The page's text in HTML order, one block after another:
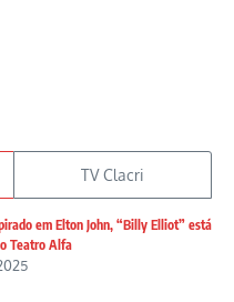
TV Clacri
em Elton John, “Billy Elliot” está
Teatro Alfa